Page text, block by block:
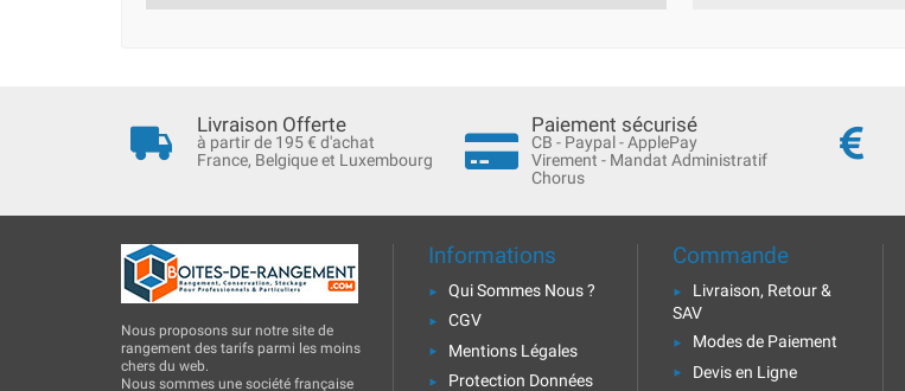
Livraison Offerte
à partir de 195 € d'achat
France, Belgique et Luxembourg
Paiement sécurisé
CB - Paypal - ApplePay
Virement - Mandat Administratif
Chorus
Nous proposons sur notre site de
rangement des tarifs parmi les moins
chers du web.
Nous sommes une société française
Informations
Qui Sommes Nous ?
CGV
Mentions Légales
Protection Données
Commande
Livraison, Retour &
SAV
Modes de Paiement
Devis en Ligne